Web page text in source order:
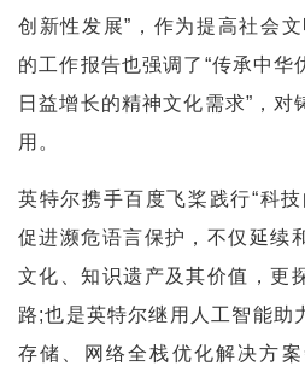
创新性发展”，作为提高社会
的工作报告也强调了“传承中华
日益增长的精神文化需求”，
用。
英特尔携手百度飞桨践行“科技
促进濒危语言保护，不仅延续
文化、知识遗产及其价值，更
路;也是英特尔继用人工智能助
存储、网络全栈优化解决方